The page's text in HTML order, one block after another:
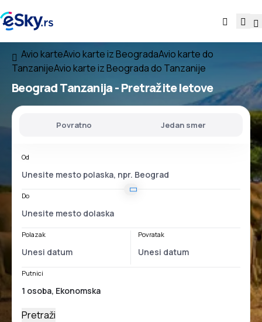
Avio karteAvio karte iz BeogradaAvio karte do
TanzanijeAvio karte iz Beograda do Tanzanije
Beograd Tanzanija- Pretražite letove
Povratno Jedan smer
Od
Do
Polazak Povratak
Putnici
Pretraži